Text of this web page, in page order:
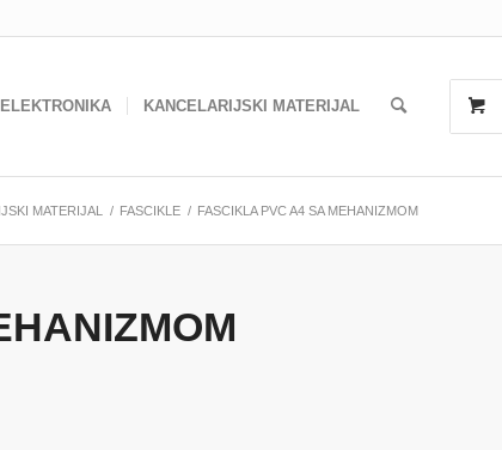
ELEKTRONIKA KANCELARIJSKI MATERIJAL
MATERIJAL / FASCIKLE / FASCIKLA PVC A4 SA MEHANIZMOM